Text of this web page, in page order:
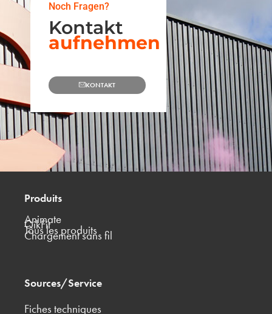
Noch Fragen?
Kontakt
aufnehmen
KONTAKT
Produits
Animate
QikFit
Tous les produits
Chargement sans fil
Sources/Service
Fiches techniques